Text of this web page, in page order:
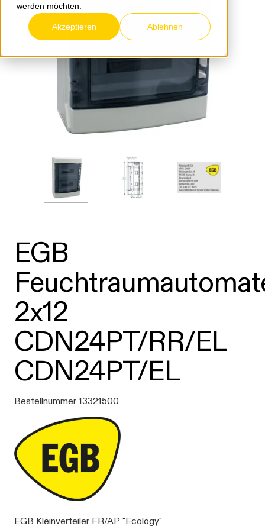
werden möchten.
Akzeptieren Ablehnen
EGB
2x12
CDN24PT/RR/EL
CDN24PT/EL
Bestellnummer 13321500
EGB Kleinverteiler FR/AP "Ecology"